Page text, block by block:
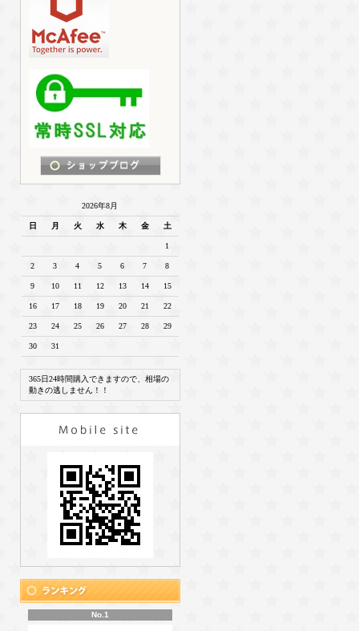
2026年8月
日 月 火 水 木 金 土
1
2 3 4 5 6 7 8
9 10 11 12 13 14 15
16 17 18 19 20 21 22
23 24 25 26 27 28 29
30 31
365日24時間購入できますので、相場の
動きの逃しません！！
No.1